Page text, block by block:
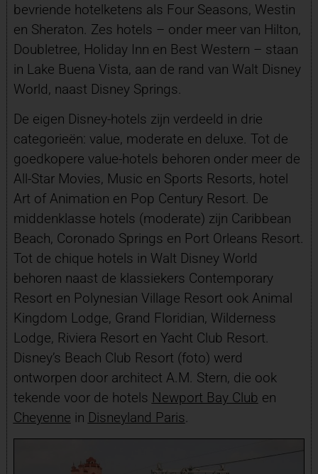
bevriende hotelketens als Four Seasons, Westin
en Sheraton. Zes hotels – onder meer van Hilton,
Doubletree, Holiday Inn en Best Western – staan
in Lake Buena Vista, aan de rand van Walt Disney
World, naast Disney Springs.
De eigen Disney-hotels zijn verdeeld in drie
categorieën: value, moderate en deluxe. Tot de
goedkopere value-hotels behoren onder meer de
All-Star Movies, Music en Sports Resorts, hotel
Art of Animation en Pop Century Resort. De
middenklasse hotels (moderate) zijn Caribbean
Beach, Coronado Springs en Port Orleans Resort.
Tot de chique hotels in Walt Disney World
behoren naast de klassiekers Contemporary
Resort en Polynesian Village Resort ook Animal
Kingdom Lodge, Grand Floridian, Wilderness
Lodge, Riviera Resort en Yacht Club Resort.
Disney’s Beach Club Resort (foto) werd
ontworpen door architect A.M. Stern, die ook
tekende voor de hotels Newport Bay Club en
Cheyenne in Disneyland Paris.